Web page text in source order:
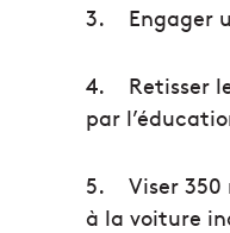
3. Engager
4. Retisser
par
5. Viser 350
à la voiture